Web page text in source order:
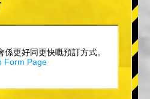
更好同更快嘅預訂方式。
Form Page